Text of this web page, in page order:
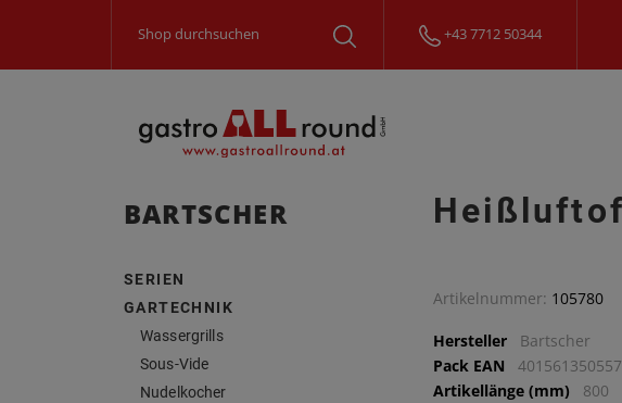
+43 7712 50344
BARTSCHER
SERIEN
GARTECHNIK
Wassergrills
Sous-Vide
Nudelkocher
Artikelnummer: 105780
Hersteller
Bartscher
Pack EAN
Artikellänge (mm)
800